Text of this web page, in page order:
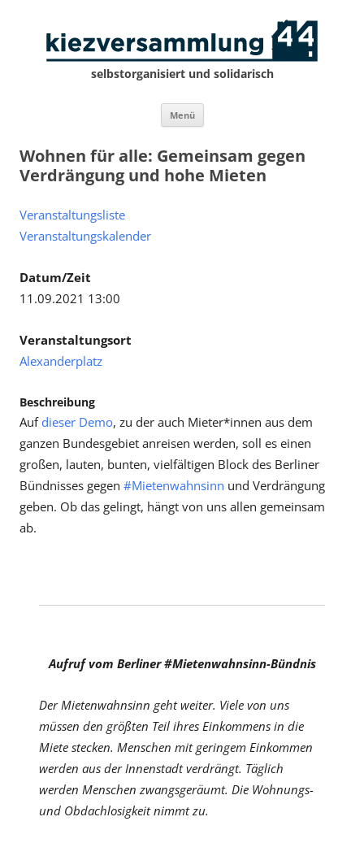
selbstorganisiert und solidarisch
Menü Zum
springen
Wohnen für alle: Gemeinsam gegen
Verdrängung und hohe Mieten
Veranstaltungsliste
Veranstaltungskalender
Datum/Zeit
11.09.2021 13:00
Veranstaltungsort
Alexanderplatz
Beschreibung
Aufdieser Demo, zu der auch Mieter*innen aus dem
ganzen Bundesgebiet anreisen werden, soll es einen
großen, lauten, bunten, vielfältigen Block des Berliner
Bündnisses gegen #Mietenwahnsinn und Verdrängung
geben. Ob das gelingt, hängt von uns allen gemeinsam
ab.
Aufruf vom Berliner #Mietenwahnsinn-Bündnis
Der Mietenwahnsinn geht weiter. Viele von uns
müssen den größten Teil ihres Einkommens in die
Miete stecken. Menschen mit geringem Einkommen
werden aus der Innenstadt verdrängt. Täglich
werden Menschen zwangsgeräumt. Die Wohnungs-
und Obdachlosigkeit nimmt zu.